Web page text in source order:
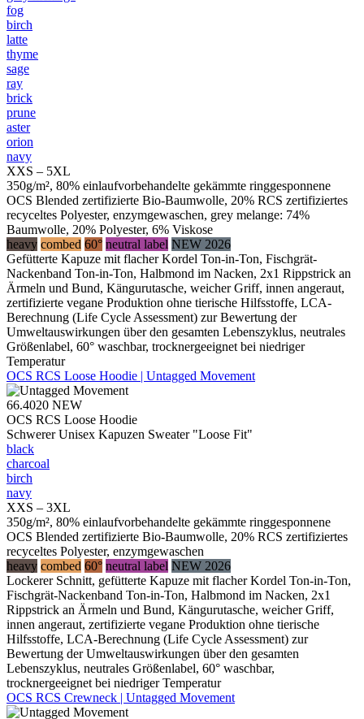
fog
birch
latte
thyme
sage
ray
brick
prune
aster
orion
navy
XXS – 5XL
350g/m², 80% einlaufvorbehandelte gekämmte ringgesponnene
OCS Blended zertifizierte Bio-Baumwolle, 20% RCS zertifiziertes
recyceltes Polyester, enzymgewaschen, grey melange: 74%
Baumwolle, 20% Polyester, 6% Viskose
heavy combed 60° neutral label NEW 2026
Gefütterte Kapuze mit flacher Kordel Ton-in-Ton, Fischgrät-
Nackenband Ton-in-Ton, Halbmond im Nacken, 2x1 Rippstrick an
Ärmeln und Bund, Kängurutasche, weicher Griff, innen angeraut,
zertifizierte vegane Produktion ohne tierische Hilfsstoffe, LCA-
Berechnung (Life Cycle Assessment) zur Bewertung der
Umweltauswirkungen über den gesamten Lebenszyklus, neutrales
Größenlabel, 60° waschbar, trocknergeeignet bei niedriger
Temperatur
OCS RCS Loose Hoodie | Untagged Movement
66.4020 NEW
OCS RCS Loose Hoodie
Schwerer Unisex Kapuzen Sweater "Loose Fit"
black
charcoal
birch
navy
XXS – 3XL
350g/m², 80% einlaufvorbehandelte gekämmte ringgesponnene
OCS Blended zertifizierte Bio-Baumwolle, 20% RCS zertifiziertes
recyceltes Polyester, enzymgewaschen
heavy combed 60° neutral label NEW 2026
Lockerer Schnitt, gefütterte Kapuze mit flacher Kordel Ton-in-Ton,
Fischgrät-Nackenband Ton-in-Ton, Halbmond im Nacken, 2x1
Rippstrick an Ärmeln und Bund, Kängurutasche, weicher Griff,
innen angeraut, zertifizierte vegane Produktion ohne tierische
Hilfsstoffe, LCA-Berechnung (Life Cycle Assessment) zur
Bewertung der Umweltauswirkungen über den gesamten
Lebenszyklus, neutrales Größenlabel, 60° waschbar,
trocknergeeignet bei niedriger Temperatur
OCS RCS Crewneck | Untagged Movement